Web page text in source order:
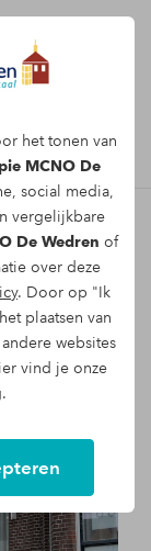
het tonen van
MCNO De
social media,
vergelijkbare
De Wedren of
over deze
. Door op "Ik
plaatsen van
websites
vind je onze
in